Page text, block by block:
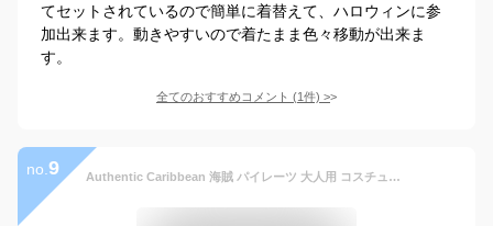
てセットされているので簡単に着替えて、ハロウィンに参
加出来ます。動きやすいので着たまま色々移動が出来ま
す。
全てのおすすめコメント (1件) >
no. 9 Authentic Caribbean 海賊 パイレーツ 大人用 コスチューム ハロウィン メンズ コスプレ 衣装 男性 仮装 男性用 イベント パーティ ハロウィーン 学芸会